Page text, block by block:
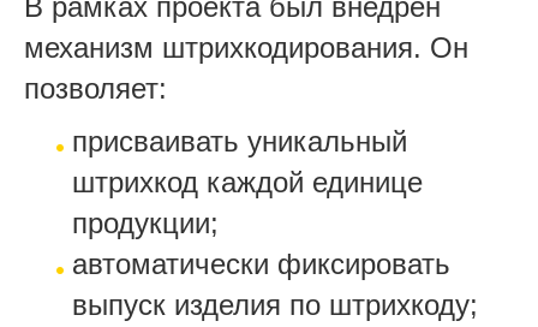
механизм штрихкодирования. Он
позволяет:
присваивать уникальный
штрихкод каждой единице
продукции;
автоматически фиксировать
выпуск изделия по штрихкоду;